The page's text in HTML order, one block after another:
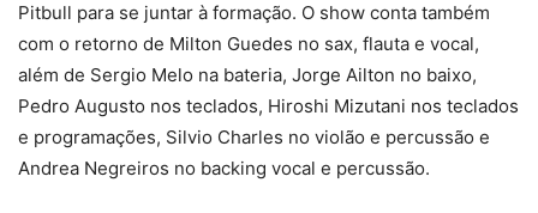
Pitbull para se juntar à formação. O show conta também
com o retorno de Milton Guedes no sax, flauta e vocal,
além de Sergio Melo na bateria, Jorge Ailton no baixo,
Pedro Augusto nos teclados, Hiroshi Mizutani nos teclados
e programações, Silvio Charles no violão e percussão e
Andrea Negreiros no backing vocal e percussão.